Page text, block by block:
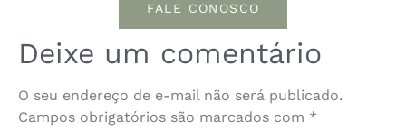
FALE CONOSCO
Deixe um comentário
O seu endereço de e-mail não será publicado.
Campos obrigatórios são marcados com *